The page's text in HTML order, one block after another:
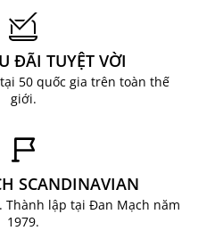
ĐÃI TUYỆT VỜI
50 quốc gia trên toàn thế
giới.
SCANDINAVIAN
Thành lập tại Đan Mạch năm
1979.